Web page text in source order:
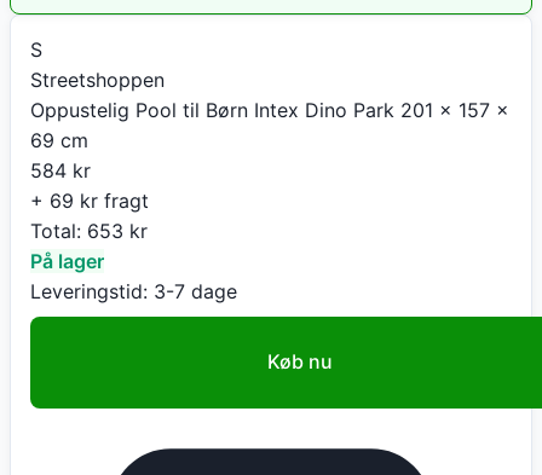
S
Streetshoppen
Oppustelig Pool til Børn Intex Dino Park 201 x 157 x
69 cm
584 kr
+ 69 kr fragt
Total: 653 kr
På lager
Leveringstid: 3-7 dage
Køb nu